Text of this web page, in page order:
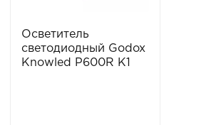
Осветитель
светодиодный Godox
Knowled P600R K1